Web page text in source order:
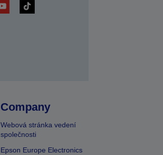
Company
Webová stránka vedení
společnosti
Epson Europe Electronics